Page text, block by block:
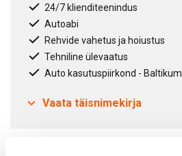
24/7 klienditeenindus
Autoabi
Rehvide vahetus ja hoiustus
Tehniline ülevaatus
Auto kasutuspiirkond - Baltikum
Vaata täisnimekirja